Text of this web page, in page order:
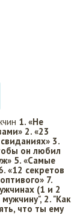
1. «Не
2. «23
3.
он любил
5. «Самые
«12 секретов
7.
(1 и 2
2. "Как
что ты ему